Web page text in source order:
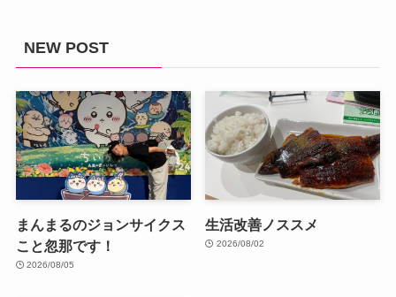
NEW POST
まんまるのジョンサイクス
こと忽那です！
2026/08/05
生活改善ノススメ
2026/08/02